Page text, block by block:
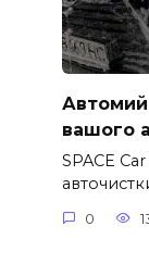
вашого
SPACE
0